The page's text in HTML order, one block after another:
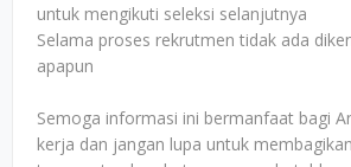
untuk mengikuti seleksi selanjutnya
Selama proses rekrutmen tidak ada
apapun
Semoga informasi ini bermanfaat bagi
kerja dan jangan lupa untuk